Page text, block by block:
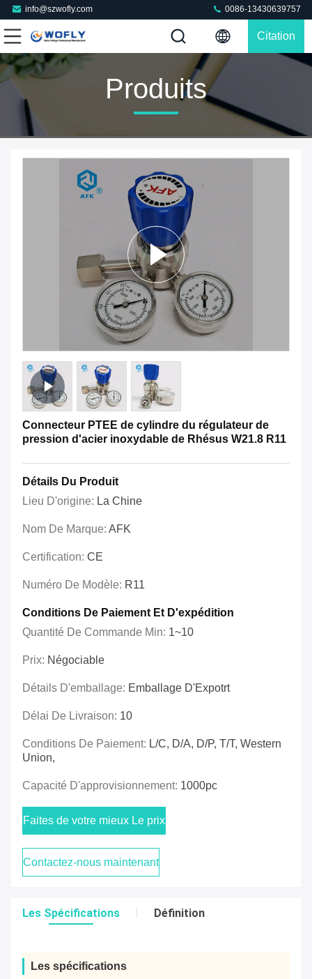
info@szwofly.com 0086-13430639757
Citation
Produits
Connecteur PTEE de cylindre du régulateur de
pression d'acier inoxydable de Rhésus W21.8 R11
Détails Du Produit
Lieu D'origine: La Chine
Nom De Marque: AFK
Certification: CE
Numéro De Modèle: R11
Conditions De Paiement Et D'expédition
Quantité De Commande Min: 1~10
Prix: Négociable
Détails D'emballage: Emballage D'Expotrt
Délai De Livraison: 10
Conditions De Paiement: L/C, D/A, D/P, T/T, Western
Union,
Capacité D'approvisionnement: 1000pc
Faites de votre mieux Le prix
Contactez-nous maintenant
Les Spécifications Définition
Les spécifications